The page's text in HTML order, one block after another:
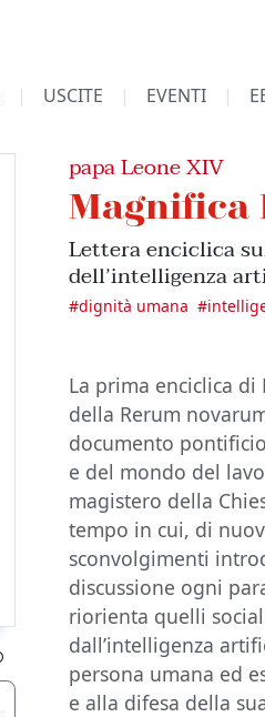
USCITE EVENTI
papa Leone XIV
Magnifica
Lettera enciclica
dell’intelligenza
#dignità umana #
La prima enciclica di
della Rerum
documento
e del mondo del
magistero della
tempo in cui, di
sconvolgimenti
discussione ogni
riorienta quelli
dall’intelligenza
persona umana ed
e alla difesa della